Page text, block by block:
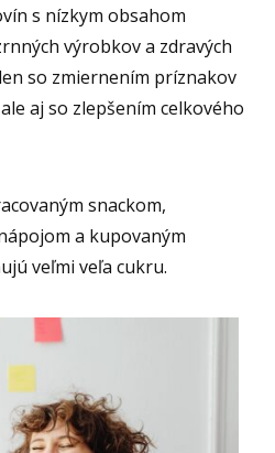
s nízkym obsahom
výrobkov a zdravých
so zmiernením príznakov
aj so zlepšením celkového
snackom,
a kupovaným
veľmi veľa cukru.